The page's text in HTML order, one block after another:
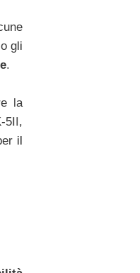
gli
.
la
5II,
il